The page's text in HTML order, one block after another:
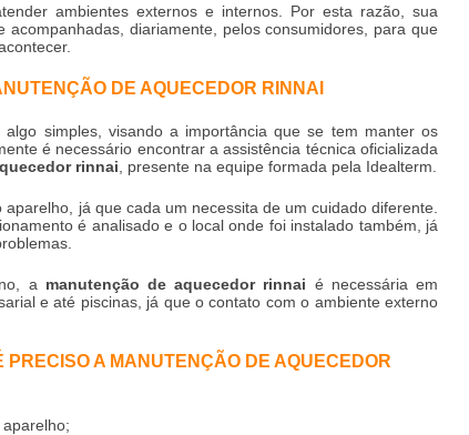
ambientes externos e internos. Por esta razão, sua
diariamente, pelos consumidores, para que
DE AQUECEDOR RINNAI
algo simples, visando a importância que se tem manter os
é necessário encontrar a assistência técnica oficializada
rinnai , presente na equipe formada pela Idealterm.
já que cada um necessita de um cuidado diferente.
é analisado e o local onde foi instalado também, já
a manutenção de aquecedor rinnai é necessária em
e até piscinas, já que o contato com o ambiente externo
A MANUTENÇÃO DE AQUECEDOR